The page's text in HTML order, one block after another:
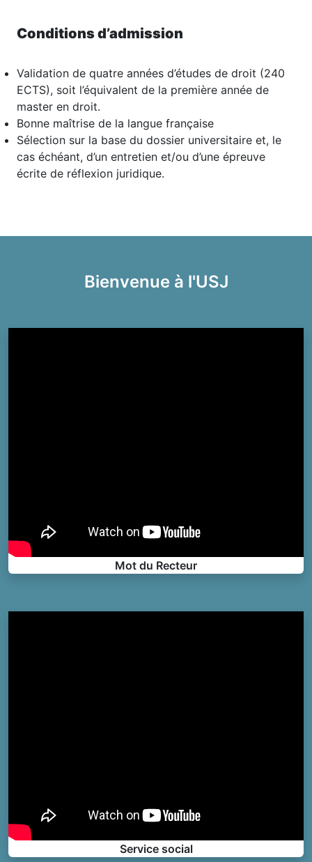
Conditions d’admission
Validation de quatre années d’études de droit (240
ECTS), soit l’équivalent de la première année de
master en droit.
Bonne maîtrise de la langue française
Sélection sur la base du dossier universitaire et, le
cas échéant, d’un entretien et/ou d’une épreuve
écrite de réflexion juridique.
Bienvenue à l'USJ
Mot du Recteur
Service social